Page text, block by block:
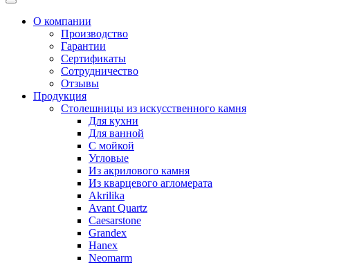
Toggle
navigationО компании
Производство
Гарантии
Сертификаты
Сотрудничество
Отзывы
Продукция
Столешницы из искусственного камня
Для кухни
Для ванной
С мойкой
Угловые
Из акрилового камня
Из кварцевого агломерата
Akrilika
Avant Quartz
Caesarstone
Grandex
Hanex
Neomarm